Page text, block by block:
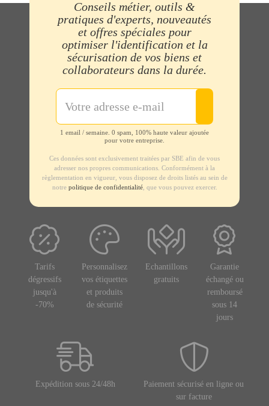
Conseils métier, outils &
pratiques d'experts, nouveautés
et offres spéciales pour
optimiser l'identification et la
sécurisation de vos biens et
collaborateurs dans la durée.
1 email / semaine. 0 spam, 100% haute valeur ajoutée
pour votre entreprise.
Ces données sont exclusivement traitées par SBE afin de vous
adresser nos propres communications. Conformément à la
règlementation en vigueur, vous disposez de droits listés au sein de
notre politique de confidentialité, que vous pouvez exercer.
Tarifs
dégressifs
jusqu'à
-70%
Personnalisez
vos étiquettes
et produits
de sécurité
Echantillons
gratuits
Garantie
échangé ou
remboursé
sous 14
jours
Expédition sous 24/48h
Paiement sécurisé en ligne ou
sur facture